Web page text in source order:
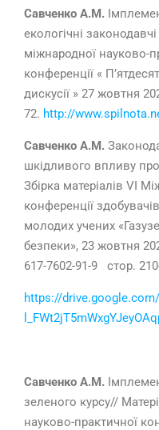
Савченко А.М.
екологічні
мiжнародної науково-
конференцiї «
дискусії » 27 жовтня
72. http://
Савченко А.М.
шкідливого впливу
Збірка матеріалів VI
конференції
молодих учених
безпеки», 23 жовтня
617-7602-91-9
стор.
https://
Савченко А.М.
зеленого курсу//
науково-практичної